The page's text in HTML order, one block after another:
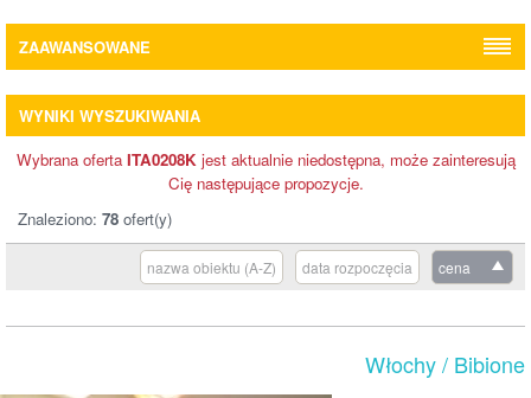
ZAAWANSOWANE
WYNIKI WYSZUKIWANIA
Wybrana oferta ITA0208Kjest aktualnie niedostępna, może zainteresują
Cię następujące propozycje.
Znaleziono: 78 ofert(y)
cena
data rozpoczęcia
nazwa obiektu (A-Z)
Włochy/ Bibione